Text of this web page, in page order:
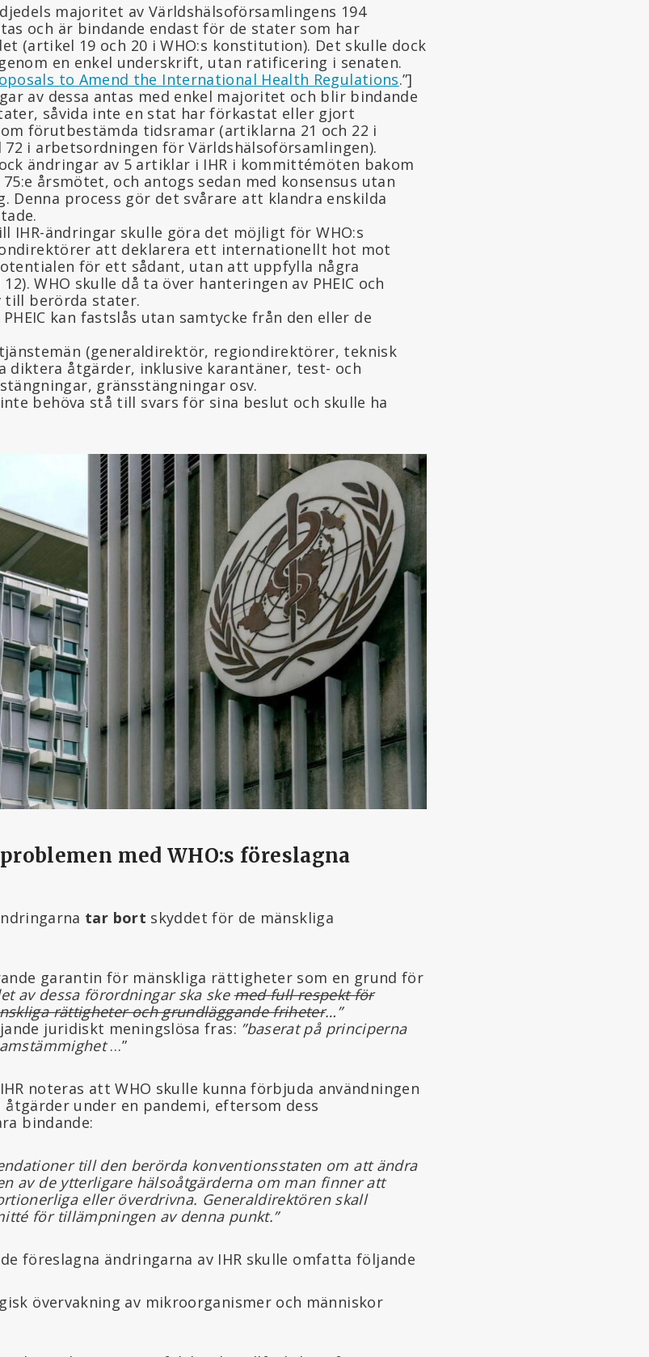
majoritet av Världshälsoförsamlingens 194
och är bindande endast för de stater som har
(artikel 19 och 20 i WHO:s konstitution). Det skulle dock
en enkel underskrift, utan ratificering i senaten.
to Amend the International Health Regulations.”]
av dessa antas med enkel majoritet och blir bindande
såvida inte en stat har förkastat eller gjort
förutbestämda tidsramar (artiklarna 21 och 22 i
i arbetsordningen för Världshälsoförsamlingen).
ändringar av 5 artiklar i IHR i kommittémöten bakom
årsmötet, och antogs sedan med konsensus utan
Denna process gör det svårare att klandra enskilda
IHR-ändringar skulle göra det möjligt för WHO:s
att deklarera ett internationellt hot mot
för ett sådant, utan att uppfylla några
WHO skulle då ta över hanteringen av PHEIC och
till berörda stater.
kan fastslås utan samtycke från den eller de
(generaldirektör, regiondirektörer, teknisk
diktera åtgärder, inklusive karantäner, test- och
gränsstängningar osv.
behöva stå till svars för sina beslut och skulle ha
med WHO:s föreslagna
tar bort skyddet för de mänskliga
garantin för mänskliga rättigheter som en grund för
av dessa förordningar ska ske med full respekt för
rättigheter och grundläggande friheter…”
juridiskt meningslösa fras: ”baserat på principerna
…”
noteras att WHO skulle kunna förbjuda användningen
åtgärder under en pandemi, eftersom dess
bindande:
till den berörda konventionsstaten om att ändra
av de ytterligare hälsoåtgärderna om man finner att
eller överdrivna. Generaldirektören skall
för tillämpningen av denna punkt.”
föreslagna ändringarna av IHR skulle omfatta följande
övervakning av mikroorganismer och människor